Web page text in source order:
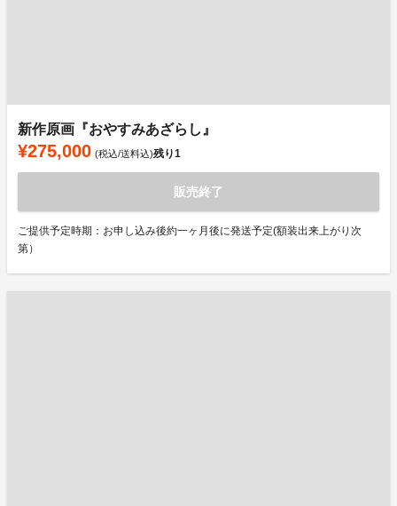
新作原画『おやすみあざらし』
¥275,000 (税込/送料込)残り1
販売終了
ご提供予定時期：お申し込み後約一ヶ月後に発送予定(額装出来上がり次
第）